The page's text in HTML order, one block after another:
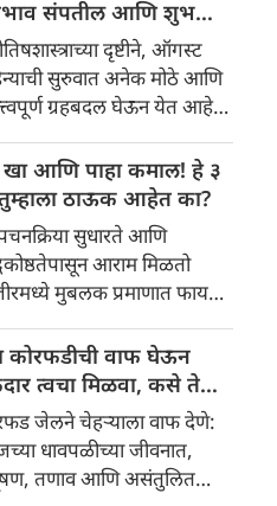
आहे का की यामागे काय रहस्य
प्रत्येक टाळीचा अर्थ काय
हा केवळ एक विधी नाही, तर
खोलवर रुजलेल्या पौराणिक
आध्यात्मिक अर्थ आणि काही
तर्कदेखील आहेत. चला, या
परंपरेमागील अर्थ
समजून घेऊया.
संपतील आणि शुभ
दृष्टीने, ऑगस्ट
सुरुवात अनेक मोठे आणि
ग्रहबदल घेऊन येत आहे.
अनेक राशींच्या जीवनात
बदल घडवून आणणार
विशेषतः ३ ऑगस्ट रोजी एक
दुर्मिळ आणि फलदायी
(संयोग) तयार होत आहे.
तयार होणारे शुभ योग,
स्थिती आणि या गोचरमुळे
नशीब उजळणार आहे अशा
राशींबद्दल आपण जाणून
आणि पाहा कमाल! हे ३
ठाऊक आहेत का?
सुधारते आणि
आराम मिळतो
मुबलक प्रमाणात फायबर
गॅस किंवा अपचनाचा
होत असेल, तर अंजीर
वरदान ठरू शकते. हे
स्वच्छता ठेवण्यास मदत
करून पोट
होण्यास मदत करते.
कोरफडीची वाफ घेऊन
त्वचा मिळवा, कसे ते
जेलने चेहऱ्याला वाफ देणे:
धावपळीच्या जीवनात,
तणाव आणि असंतुलित